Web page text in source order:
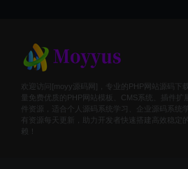
欢迎访问[moyy源码网]，专业的PHP网站源码下
量免费优质的PHP网站模板、CMS系统、插件
件资源，适合个人源码系统学习、企业源码系统
有资源每天更新，助力开发者快速搭建高效稳定
赖！